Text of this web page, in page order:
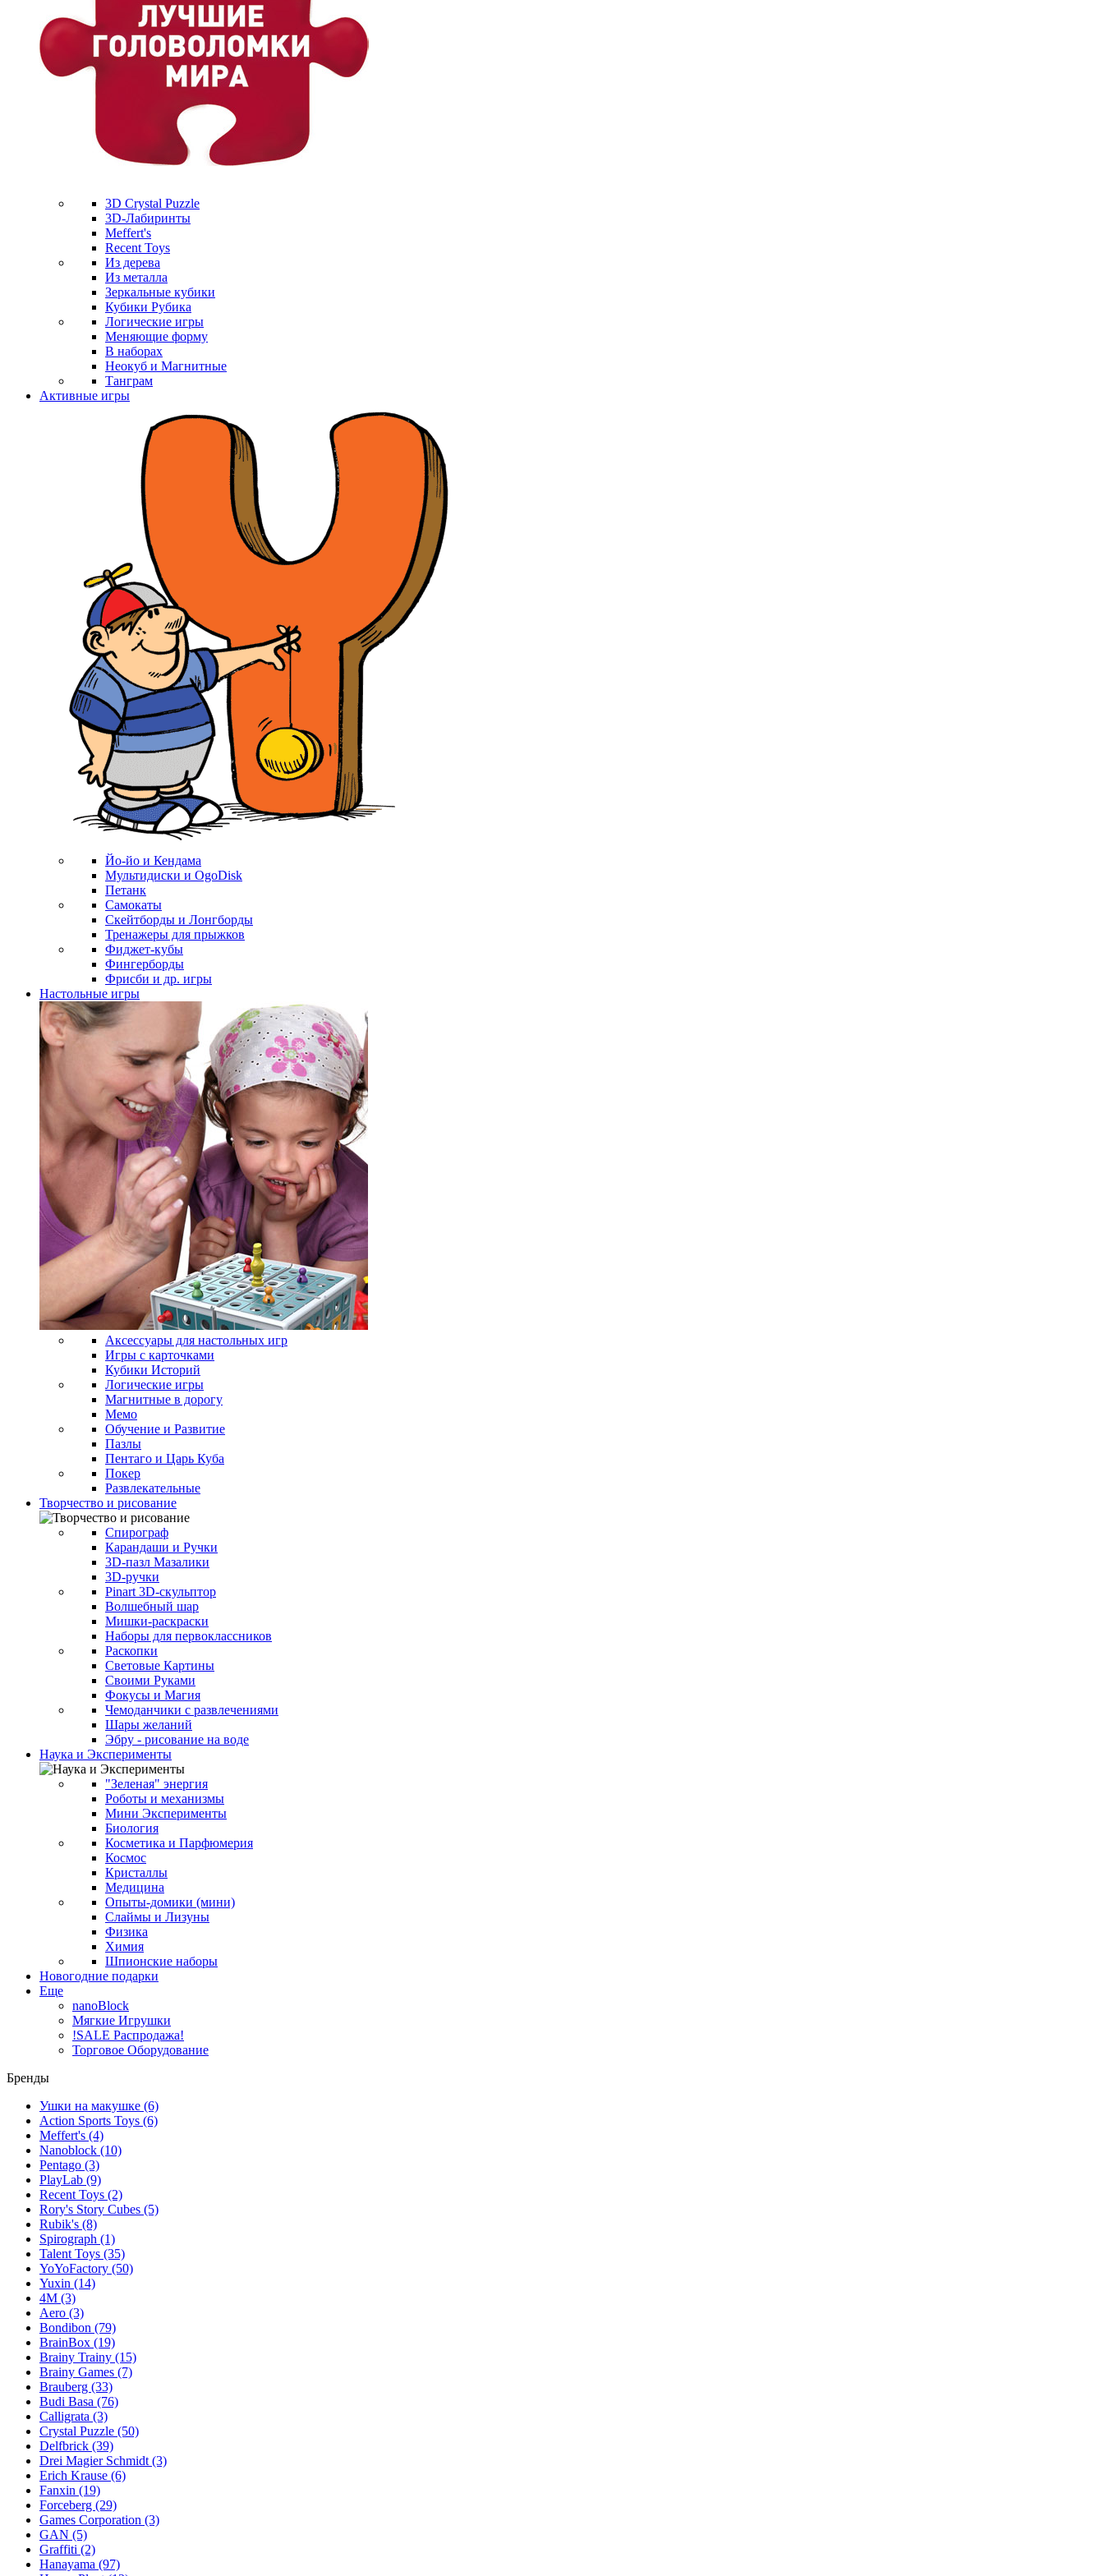
3D Crystal Puzzle
3D-Лабиринты
Meffert's
Recent Toys
Из дерева
Из металла
Зеркальные кубики
Кубики Рубика
Логические игры
Меняющие форму
В наборах
Неокуб и Магнитные
Танграм
Активные игры
Йо-йо и Кендама
Мультидиски и OgoDisk
Петанк
Самокаты
Скейтборды и Лонгборды
Тренажеры для прыжков
Фиджет-кубы
Фингерборды
Фрисби и др. игры
Настольные игры
Аксессуары для настольных игр
Игры с карточками
Кубики Историй
Логические игры
Магнитные в дорогу
Мемо
Обучение и Развитие
Пазлы
Пентаго и Царь Куба
Покер
Развлекательные
Творчество и рисование
Спирограф
Карандаши и Ручки
3D-пазл Мазалики
3D-ручки
Pinart 3D-скульптор
Волшебный шар
Мишки-раскраски
Наборы для первоклассников
Раскопки
Световые Картины
Своими Руками
Фокусы и Магия
Чемоданчики с развлечениями
Шары желаний
Эбру - рисование на воде
Наука и Эксперименты
"Зеленая" энергия
Роботы и механизмы
Мини Эксперименты
Биология
Косметика и Парфюмерия
Космос
Кристаллы
Медицина
Опыты-домики (мини)
Слаймы и Лизуны
Физика
Химия
Шпионские наборы
Новогодние подарки
Еще
nanoBlock
Мягкие Игрушки
!SALE Распродажа!
Торговое Оборудование
Бренды
Ушки на макушке (6)
Action Sports Toys (6)
Meffert's (4)
Nanoblock (10)
Pentago (3)
PlayLab (9)
Recent Toys (2)
Rory's Story Cubes (5)
Rubik's (8)
Spirograph (1)
Talent Toys (35)
YoYoFactory (50)
Yuxin (14)
4M (3)
Aero (3)
Bondibon (79)
BrainBox (19)
Brainy Trainy (15)
Brainy Games (7)
Brauberg (33)
Budi Basa (76)
Calligrata (3)
Crystal Puzzle (50)
Delfbrick (39)
Drei Magier Schmidt (3)
Erich Krause (6)
Fanxin (19)
Forceberg (29)
Games Corporation (3)
GAN (5)
Graffiti (2)
Hanayama (97)